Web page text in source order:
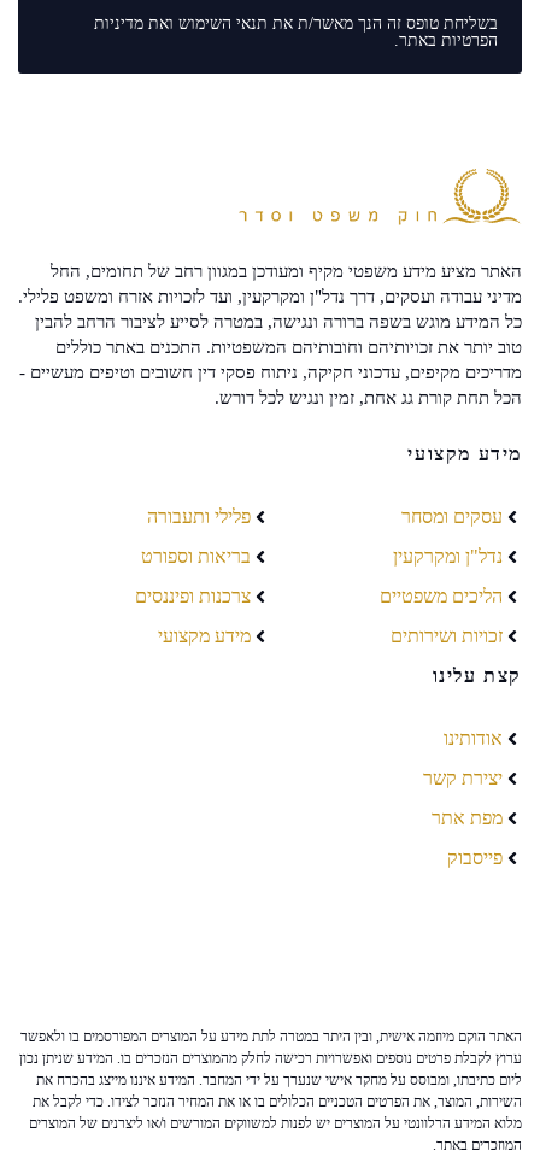
בשליחת טופס זה הנך מאשר/ת את תנאי השימוש ואת מדיניות
הפרטיות באתר.
האתר מציע מידע משפטי מקיף ומעודכן במגוון רחב של תחומים, החל
מדיני עבודה ועסקים, דרך נדל"ן ומקרקעין, ועד לזכויות אזרח ומשפט פלילי.
כל המידע מוגש בשפה ברורה ונגישה, במטרה לסייע לציבור הרחב להבין
טוב יותר את זכויותיהם וחובותיהם המשפטיות. התכנים באתר כוללים
מדריכים מקיפים, עדכוני חקיקה, ניתוח פסקי דין חשובים וטיפים מעשיים -
הכל תחת קורת גג אחת, זמין ונגיש לכל דורש.
מידע מקצועי
עסקים ומסחר
נדל"ן ומקרקעין
הליכים משפטיים
זכויות ושירותים
פלילי ותעבורה
בריאות וספורט
צרכנות ופיננסים
מידע מקצועי
קצת עלינו
אודותינו
יצירת קשר
מפת אתר
פייסבוק
האתר הוקם מיוזמה אישית, ובין היתר במטרה לתת מידע על המוצרים המפורסמים בו ולאפשר
ערוץ לקבלת פרטים נוספים ואפשרויות רכישה לחלק מהמוצרים הנזכרים בו. המידע שניתן נכון
ליום כתיבתו, ומבוסס על מחקר אישי שנערך על ידי המחבר. המידע איננו מייצג בהכרח את
השירות, המוצר, את הפרטים הטכניים הכלולים בו או את המחיר הנזכר לצידו. כדי לקבל את
מלוא המידע הרלוונטי על המוצרים יש לפנות למשווקים המורשים ו/או ליצרנים של המוצרים
המוזכרים באתר.